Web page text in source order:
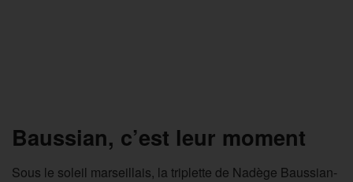
Baussian, c’est leur moment
Sous le soleil marseillais, la triplette de Nadège Baussian-